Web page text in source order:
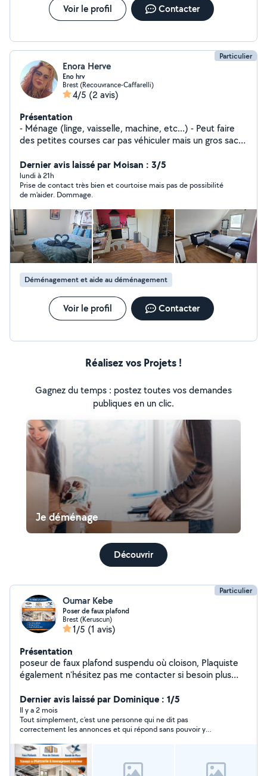
Voir le profil Contacter
Particulier
Enora Herve
Eno hrv
Brest (Recouvrance-Caffarelli)
4/5 (2 avis)
Présentation
- Ménage (linge, vaisselle, machine, etc...) - Peut faire
des petites courses car pas véhiculer mais un gros sac a
Dernier avis laissé par Moisan : 3/5
lundi à 21h
Prise de contact très bien et courtoise mais pas de possibilité
de m'aider. Dommage.
Déménagement et aide au déménagement
Voir le profil Contacter
Réalisez vos Projets !
Gagnez du temps : postez toutes vos demandes
publiques en un clic.
Je déménage
Découvrir
Particulier
Oumar Kebe
Poser de faux plafond
Brest (Keruscun)
1/5 (1 avis)
Présentation
poseur de faux plafond suspendu où cloison, Plaquiste
également n'hésitez pas me contacter si besoin plus
Dernier avis laissé par Dominique : 1/5
Il y a 2 mois
Tout simplement, c’est une personne qui ne dit pas
correctement les annonces et qui répond sans pouvoir y